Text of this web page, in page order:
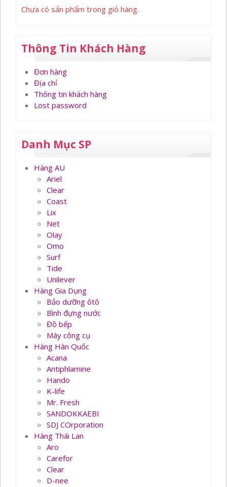
Chưa có sản phẩm trong giỏ hàng.
Thông Tin Khách Hàng
Đơn hàng
Địa chỉ
Thông tin khách hàng
Lost password
Danh Mục SP
Hàng AU
Ariel
Clear
Coast
Lix
Net
Olay
Omo
Surf
Tide
Unilever
Hàng Gia Dụng
Bảo dưỡng ôtô
Bình đựng nước
Đồ bếp
Máy công cụ
Hàng Hàn Quốc
Acana
Antiphlamine
Hando
K-life
Mr. Fresh
SANDOKKAEBI
SDJ COrporation
Hàng Thái Lan
Aro
Carefor
Clear
D-nee